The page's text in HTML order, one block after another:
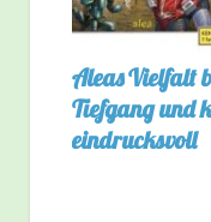
Aleas Vielfalt
Tiefgang und
eindrucksvoll